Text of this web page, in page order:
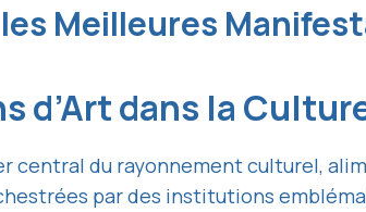
Meilleures
d’Art dans la
central du rayonnement culturel,
par des institutions